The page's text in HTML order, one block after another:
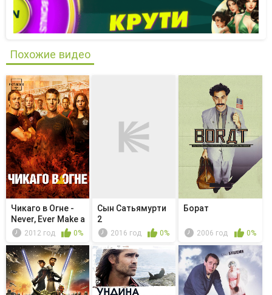
Похожие видео
Чикаго в Огне -
Never, Ever Make a
Mi...2012 год 0%
Сын Сатьямурти
2
2016 год 0%
Борат
2006 год 0%